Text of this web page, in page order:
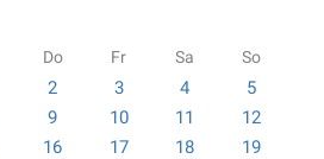
Do Fr Sa So
2 3 4
5
9 10 11
12
16 17 18
19